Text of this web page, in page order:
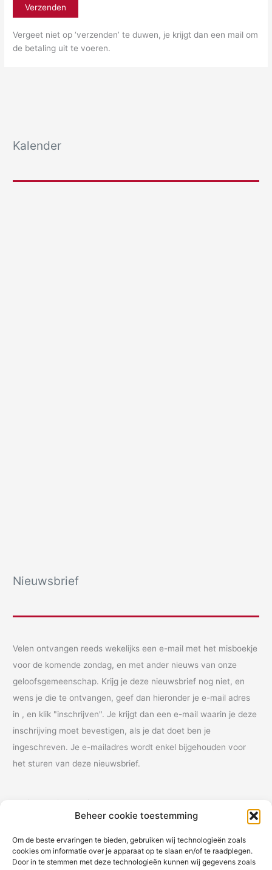
Beheer cookie toestemming
Om de beste ervaringen te bieden, gebruiken wij technologieën zoals
cookies om informatie over je apparaat op te slaan en/of te raadplegen.
Door in te stemmen met deze technologieën kunnen wij gegevens zoals
Vergeet niet op ‘verzenden’ te duwen, je krijgt dan een mail om
de betaling uit te voeren.
Kalender
Nieuwsbrief
Velen ontvangen reeds wekelijks een e-mail met het misboekje
voor de komende zondag, en met ander nieuws van onze
geloofsgemeenschap. Krijg je deze nieuwsbrief nog niet, en
wens je die te ontvangen, geef dan hieronder je e-mail adres
in , en klik "inschrijven". Je krijgt dan een e-mail waarin je deze
inschrijving moet bevestigen, als je dat doet ben je
ingeschreven. Je e-mailadres wordt enkel bijgehouden voor
het sturen van deze nieuwsbrief.
Vul je e-mail adres in:
Inschrijven